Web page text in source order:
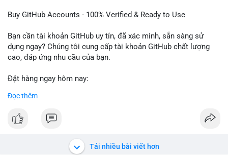
dịch vụ chuyên nghiệp!
#buytextnowaccounts #pva #textnow
Buy GitHub Accounts - 100% Verified & Ready to Use
Bạn cần tài khoản GitHub uy tín, đã xác minh, sẵn sàng sử
dụng ngay? Chúng tôi cung cấp tài khoản GitHub chất lượng
cao, đáp ứng nhu cầu của bạn.
Đặt hàng ngay hôm nay:
✅ Phản hồi trong 24 giờ
✅ WhatsApp: +1 (66
✅ Telegram: @localpvashop
Đọc thêm
Tải nhiều bài viết hơn